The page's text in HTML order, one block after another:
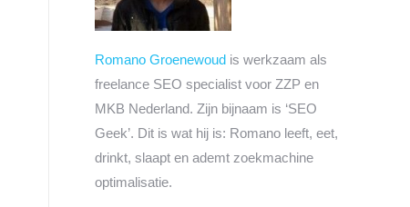
Romano Groenewoud is werkzaam als
freelance SEO specialist voor ZZP en
MKB Nederland. Zijn bijnaam is ‘SEO
Geek’. Dit is wat hij is: Romano leeft, eet,
drinkt, slaapt en ademt zoekmachine
optimalisatie.